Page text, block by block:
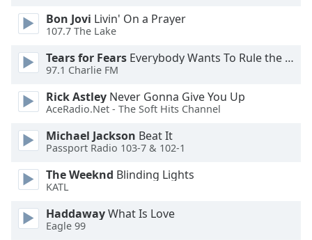
Color
Opacity
Background
Color
Opacity
Bon Jovi Livin' On a Prayer
107.7 The Lake
Tears for Fears Everybody Wants To Rule the World
97.1 Charlie FM
Rick Astley Never Gonna Give You Up
AceRadio.Net - The Soft Hits Channel
Michael Jackson Beat It
Passport Radio 103-7 & 102-1
The Weeknd Blinding Lights
KATL
HaddawayWhat Is Love
Eagle 99